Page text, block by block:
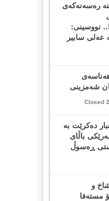
رەسەنەکەی
نووسینی:
عەلی سابیر
شەمزینی
دەکرێت بە
باڵای
ڕەسوڵ
و